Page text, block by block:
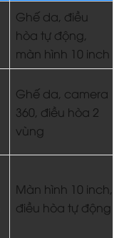
Ghế da, điều
hòa tự động,
màn hình 10 inch
Ghế da, camera
360, điều hòa 2
vùng
Màn hình 10 inch,
điều hòa tự động